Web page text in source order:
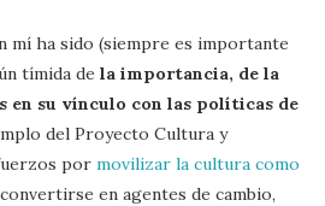
mí ha sido (siempre es importante
tímida de la importancia, de la
en su vínculo con las políticas de
del Proyecto Cultura y
por movilizar la cultura como
en agentes de cambio,